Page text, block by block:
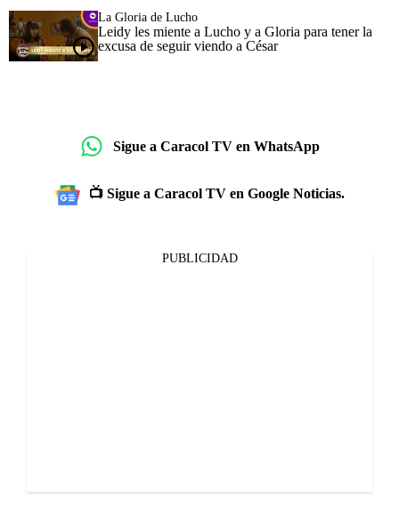
La Gloria de Lucho
Leidy les miente a Lucho y a Gloria para tener la
excusa de seguir viendo a César
Sigue a Caracol TV en WhatsApp
📺 Sigue a Caracol TV en Google Noticias.
PUBLICIDAD